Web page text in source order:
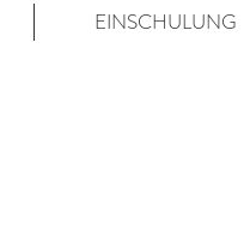
EINSCHULUNG